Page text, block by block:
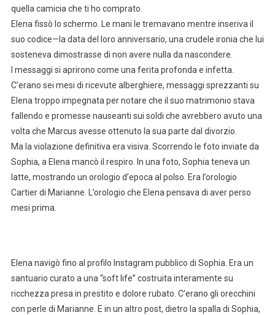
quella camicia che ti ho comprato.
Elena fissò lo schermo. Le mani le tremavano mentre inseriva il
suo codice—la data del loro anniversario, una crudele ironia che lui
sosteneva dimostrasse di non avere nulla da nascondere.
I messaggi si aprirono come una ferita profonda e infetta.
C’erano sei mesi di ricevute alberghiere, messaggi sprezzanti su
Elena troppo impegnata per notare che il suo matrimonio stava
fallendo e promesse nauseanti sui soldi che avrebbero avuto una
volta che Marcus avesse ottenuto la sua parte dal divorzio.
Ma la violazione definitiva era visiva. Scorrendo le foto inviate da
Sophia, a Elena mancò il respiro. In una foto, Sophia teneva un
latte, mostrando un orologio d’epoca al polso. Era l’orologio
Cartier di Marianne. L’orologio che Elena pensava di aver perso
mesi prima.
Elena navigò fino al profilo Instagram pubblico di Sophia. Era un
santuario curato a una “soft life” costruita interamente su
ricchezza presa in prestito e dolore rubato. C’erano gli orecchini
con perle di Marianne. E in un altro post, dietro la spalla di Sophia,